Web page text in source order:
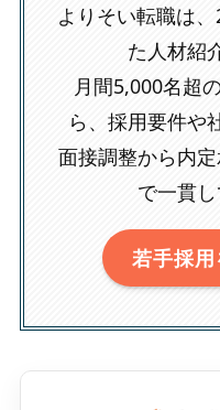
よりそい転職は
た人材紹
月間5,000名超
ら、採用要件や
面接調整から内
で一貫し
若手採